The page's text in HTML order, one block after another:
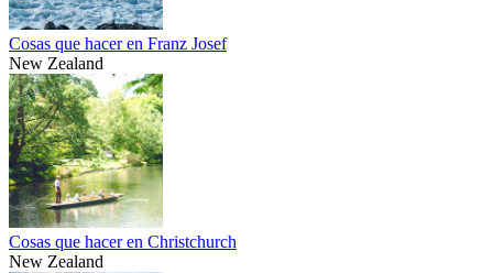
Cosas que hacer en Franz Josef
New Zealand
Cosas que hacer en Christchurch
New Zealand